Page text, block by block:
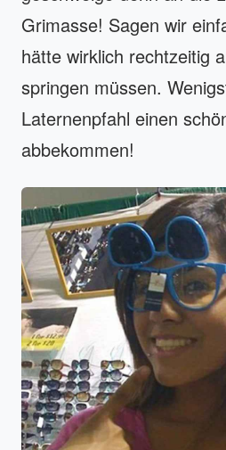
Grimasse! Sagen wir
hätte wirklich rechtzeitig
springen müssen.
Laternenpfahl einen
abbekommen!